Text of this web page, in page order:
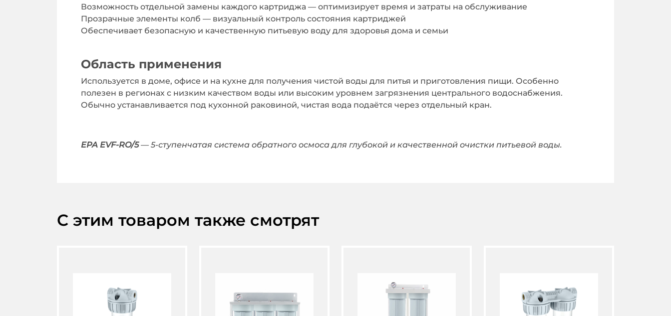
Возможность отдельной замены каждого картриджа — оптимизирует время и затраты на обслуживание
Прозрачные элементы колб — визуальный контроль состояния картриджей
Обеспечивает безопасную и качественную питьевую воду для здоровья дома и семьи
Область применения
Используется в доме, офисе и на кухне для получения чистой воды для питья и приготовления пищи. Особенно
полезен в регионах с низким качеством воды или высоким уровнем загрязнения центрального водоснабжения.
Обычно устанавливается под кухонной раковиной, чистая вода подаётся через отдельный кран.
EPA EVF-RO/5 — 5-ступенчатая система обратного осмоса для глубокой и качественной очистки питьевой воды.
С этим товаром также смотрят